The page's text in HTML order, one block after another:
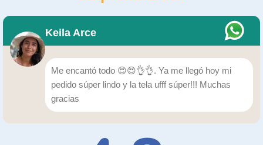
Keila Arce
Me encantó todo 😍😍👌👌. Ya me llegó hoy mi
pedido súper lindo y la tela ufff súper!!! Muchas
gracias